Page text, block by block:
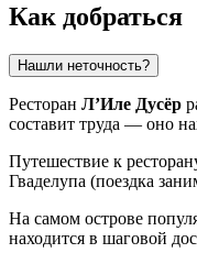
Как добраться
Нашли неточность?
Ресторан Л’Иле Дусёр
составит труда — оно
Путешествие к
Гваделупа (поездка
На самом острове
находится в шаговой